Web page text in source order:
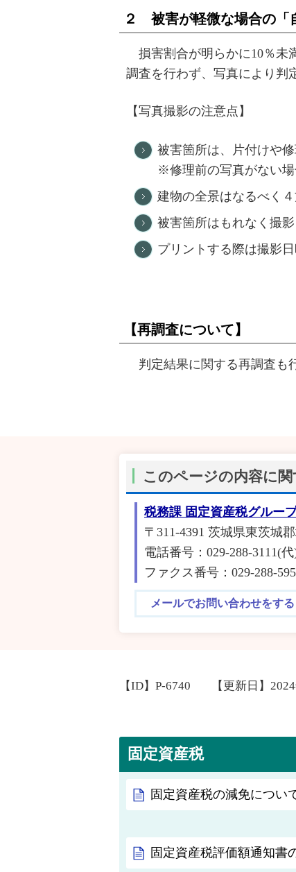
２ 被害が軽微な場合の「
損害割合が明らかに10％未
調査を行わず、写真により判
【写真撮影の注意点】
被害箇所は、片付けや
※修理前の写真がない
建物の全景はなるべく
被害箇所はもれなく撮
プリントする際は撮影
【再調査について】
判定結果に関する再調査も
このページの内容に
税務課 固定資産税グルー
〒311-4391 茨城県東茨城
電話番号：029-288-3111(
ファクス番号：029-288-
メールでお問い合わせをする
【ID】 P-6740 【更新日】
固定資産税
固定資産税の減免につい
固定資産税評価額通知書